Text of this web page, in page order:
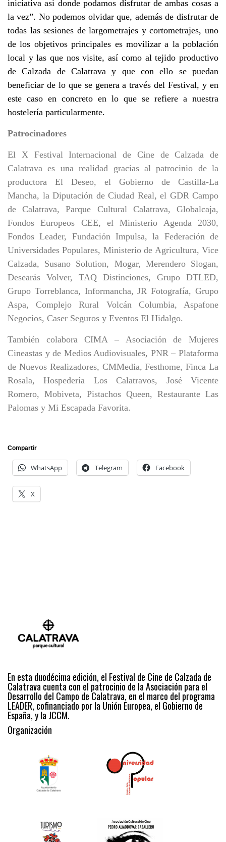
iniciativa así donde podamos disfrutar de ambas cosas a
la vez”. No podemos olvidar que, además de disfrutar de
todas las sesiones de largometrajes y cortometrajes, uno
de los objetivos principales es movilizar a la población
local y las que nos visite, así como al tejido productivo
de Calzada de Calatrava y que con ello se puedan
beneficiar de lo que se genera a través del Festival, y en
este caso en concreto en lo que se refiere a nuestra
hostelería particularmente.
Patrocinadores
El X Festival Internacional de Cine de Calzada de
Calatrava es una realidad gracias al patrocinio de la
productora El Deseo, el Gobierno de Castilla-La
Mancha, la Diputación de Ciudad Real, el GDR Campo
de Calatrava, Parque Cultural Calatrava, Globalcaja,
Fondos Europeos CEE, el Ministerio Agenda 2030,
Fondos Leader, Fundación Impulsa, la Federación de
Universidades Populares, Ministerio de Agricultura, Vice
Calzada, Susano Solution, Mogar, Merendero Slogan,
Desearás Volver, TAQ Distinciones, Grupo DTLED,
Grupo Torreblanca, Informancha, JR Fotografía, Grupo
Aspa, Complejo Rural Volcán Columbia, Aspafone
Negocios, Caser Seguros y Eventos El Hidalgo.
También colabora CIMA – Asociación de Mujeres
Cineastas y de Medios Audiovisuales, PNR – Plataforma
de Nuevos Realizadores, CMMedia, Festhome, Finca La
Rosala, Hospedería Los Calatravos, José Vicente
Romero, Mobiveta, Pistachos Queen, Restaurante Las
Palomas y Mi Escapada Favorita.
Compartir
WhatsApp Telegram Facebook
X
En esta duodécima edición, el Festival de Cine de Calzada de
Calatrava cuenta con el patrocinio de la Asociación para el
Desarrollo del Campo de Calatrava, en el marco del programa
LEADER, cofinanciado por la Unión Europea, el Gobierno de
España, y la JCCM.
Organización